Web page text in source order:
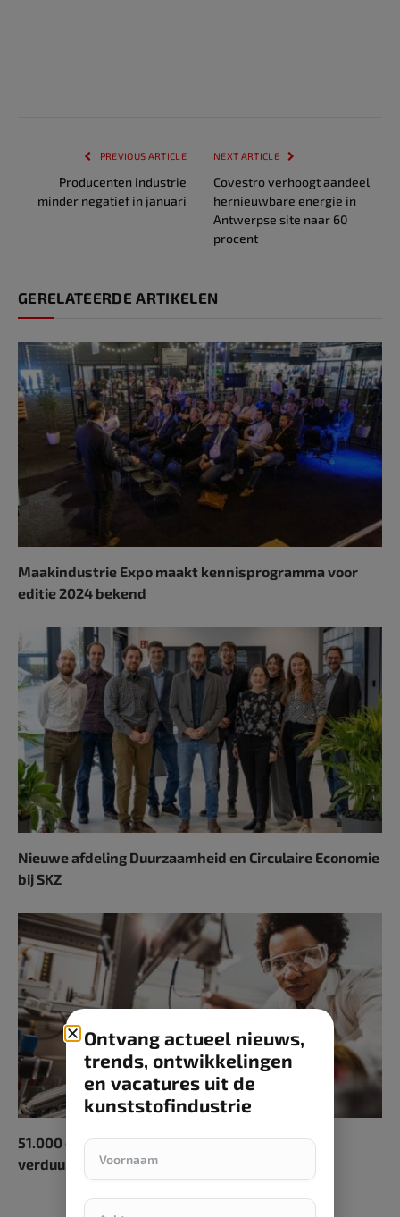
PREVIOUS ARTICLE
Producenten industrie
minder negatief in januari
NEXT ARTICLE
Covestro verhoogt aandeel
hernieuwbare energie in
Antwerpse site naar 60
procent
GERELATEERDE ARTIKELEN
Maakindustrie Expo maakt kennisprogramma voor
editie 2024 bekend
Nieuwe afdeling Duurzaamheid en Circulaire Economie
bij SKZ
51.000 openstaande vacatures om industrie te
verduurzamen
Ontvang actueel nieuws,
trends, ontwikkelingen
en vacatures uit de
kunststofindustrie